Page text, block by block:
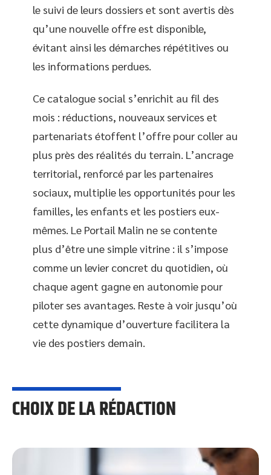
le suivi de leurs dossiers et sont avertis dès
qu’une nouvelle offre est disponible,
évitant ainsi les démarches répétitives ou
les informations perdues.
Ce catalogue social s’enrichit au fil des
mois : réductions, nouveaux services et
partenariats étoffent l’offre pour coller au
plus près des réalités du terrain. L’ancrage
territorial, renforcé par les partenaires
sociaux, multiplie les opportunités pour les
familles, les enfants et les postiers eux-
mêmes. Le Portail Malin ne se contente
plus d’être une simple vitrine : il s’impose
comme un levier concret du quotidien, où
chaque agent gagne en autonomie pour
piloter ses avantages. Reste à voir jusqu’où
cette dynamique d’ouverture facilitera la
vie des postiers demain.
CHOIX DE LA RÉDACTION